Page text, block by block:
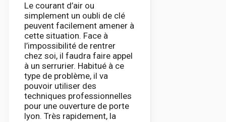
Le courant d’air ou
simplement un oubli de clé
peuvent facilement amener à
cette situation. Face à
l’impossibilité de rentrer
chez soi, il faudra faire appel
à un serrurier. Habitué à ce
type de problème, il va
pouvoir utiliser des
techniques professionnelles
pour une ouverture de porte
lyon. Très rapidement, la